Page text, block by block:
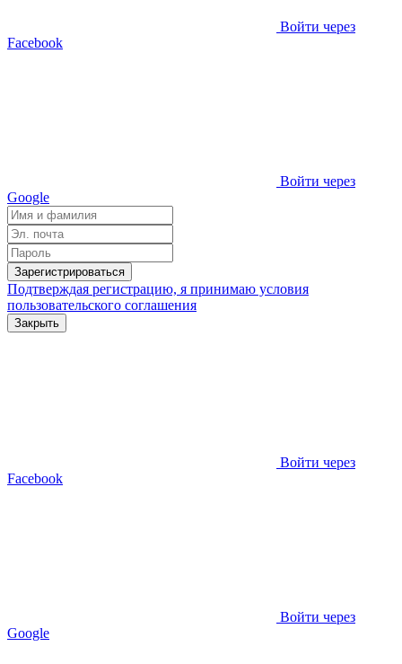
Войти через
Facebook
Войти через
Google
Зарегистрироваться
Подтверждая регистрацию, я принимаю условия
пользовательского соглашения
Закрыть
Войти через
Facebook
Войти через
Google